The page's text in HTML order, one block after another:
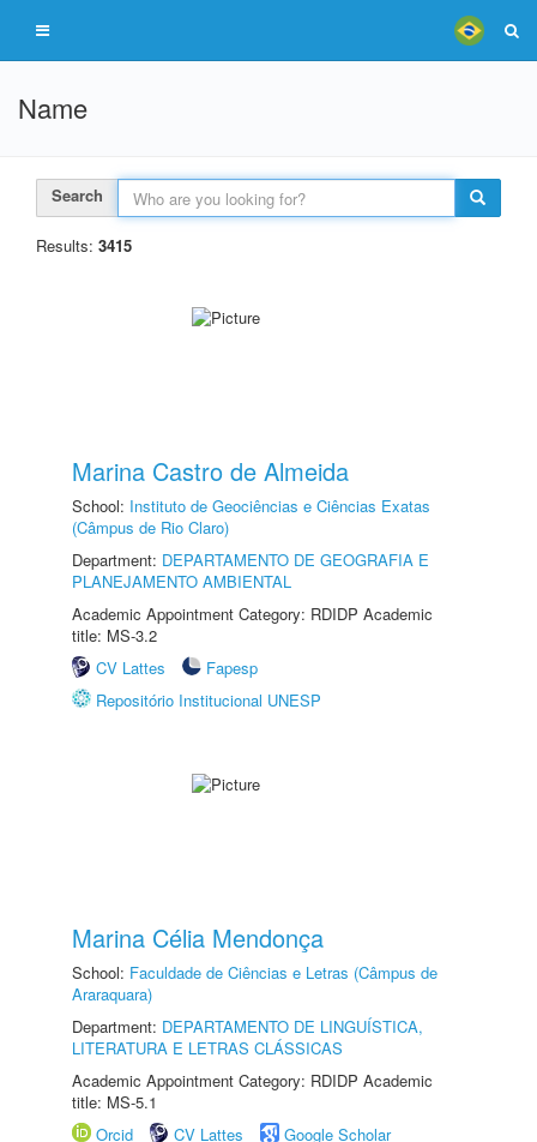
Name
Search
Results: 3415
Marina Castro de Almeida
School: Instituto de Geociências e Ciências Exatas
(Câmpus de Rio Claro)
Department: DEPARTAMENTO DE GEOGRAFIA E
PLANEJAMENTO AMBIENTAL
Academic Appointment Category: RDIDP Academic
title: MS-3.2
CV Lattes
Fapesp
Repositório Institucional UNESP
Marina Célia Mendonça
School: Faculdade de Ciências e Letras (Câmpus de
Araraquara)
Department: DEPARTAMENTO DE LINGUÍSTICA,
LITERATURA E LETRAS CLÁSSICAS
Academic Appointment Category: RDIDP Academic
title: MS-5.1
Orcid
CV Lattes
Google Scholar